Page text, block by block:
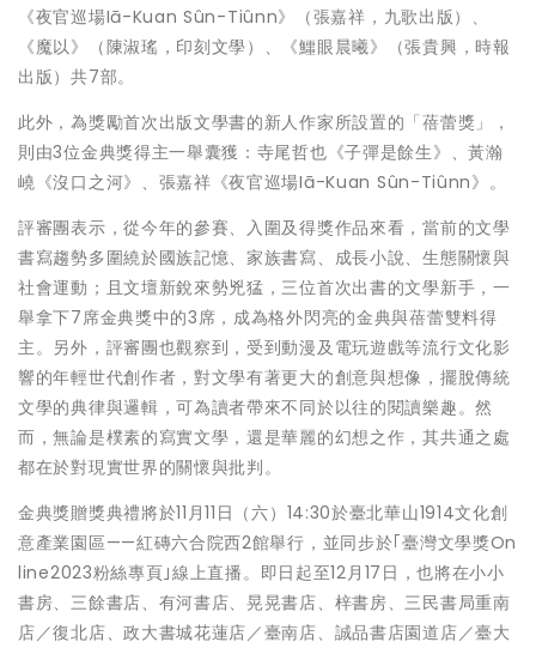
《夜官巡場Iā-Kuan Sûn-Tiûnn》（張嘉祥，九歌出版）、
《魔以》（陳淑瑤，印刻文學）、《鱷眼晨曦》（張貴興，時報
出版）共7部。
此外，為獎勵首次出版文學書的新人作家所設置的「蓓蕾獎」，
則由3位金典獎得主一舉囊獲：寺尾哲也《子彈是餘生》、黃瀚
嶢《沒口之河》、張嘉祥《夜官巡場Iā-Kuan Sûn-Tiûnn》。
評審團表示，從今年的參賽、入圍及得獎作品來看，當前的文學
書寫趨勢多圍繞於國族記憶、家族書寫、成長小說、生態關懷與
社會運動；且文壇新銳來勢兇猛，三位首次出書的文學新手，一
舉拿下7席金典獎中的3席，成為格外閃亮的金典與蓓蕾雙料得
主。另外，評審團也觀察到，受到動漫及電玩遊戲等流行文化影
響的年輕世代創作者，對文學有著更大的創意與想像，擺脫傳統
文學的典律與邏輯，可為讀者帶來不同於以往的閱讀樂趣。然
而，無論是樸素的寫實文學，還是華麗的幻想之作，其共通之處
都在於對現實世界的關懷與批判。
金典獎贈獎典禮將於11月11日（六）14:30於臺北華山1914文化創
意產業園區——紅磚六合院西2館舉行，並同步於｢臺灣文學獎On
line2023粉絲專頁｣線上直播。即日起至12月17日，也將在小小
書房、三餘書店、有河書店、晃晃書店、梓書房、三民書局重南
店／復北店、政大書城花蓮店／臺南店、誠品書店園道店／臺大